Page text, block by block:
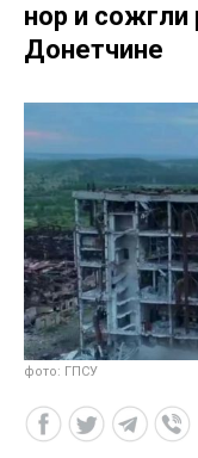
нор и сожгли
Донетчине
фото: ГПСУ